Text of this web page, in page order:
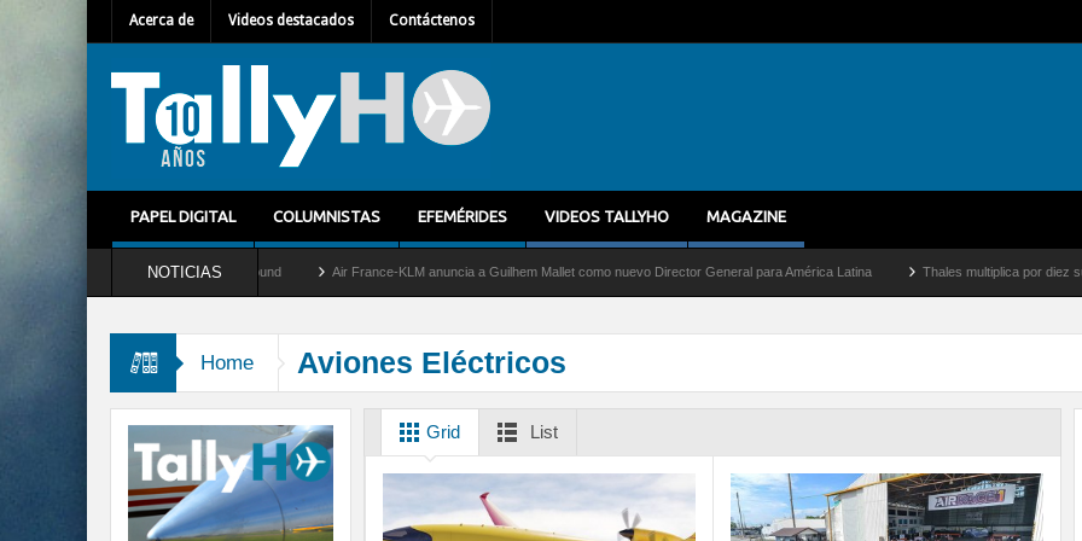
Acerca de Videos destacados Contáctenos
PAPEL DIGITAL COLUMNISTAS EFEMÉRIDES VIDEOS TALLYHO MAGAZINE
NOTICIAS
retira del servicio al C-2 Greyhound Air France-KLM anuncia a Guilhem Mallet como nuevo Director General para América Latina Thales multiplica por diez su
Home Aviones Eléctricos
Grid List